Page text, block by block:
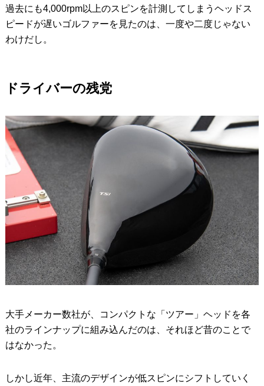
過去にも4,000rpm以上のスピンを計測してしまうヘッドス
ピードが遅いゴルファーを見たのは、一度や二度じゃない
わけだし。
ドライバーの残党
大手メーカー数社が、コンパクトな「ツアー」ヘッドを各
社のラインナップに組み込んだのは、それほど昔のことで
はなかった。
しかし近年、主流のデザインが低スピンにシフトしていく